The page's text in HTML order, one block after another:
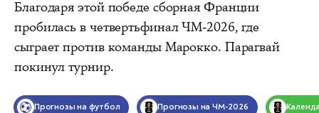
Благодаря этой победе сборная Франции
пробилась в четвертьфинал ЧМ-2026, где
сыграет против команды Марокко. Парагвай
покинул турнир.
Прогнозы на футбол Прогнозы на ЧМ-2026